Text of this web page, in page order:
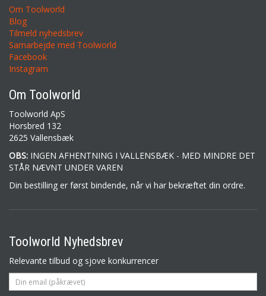
Om Toolworld
Blog
Tilmeld nyhedsbrev
Samarbejde med Toolworld
Facebook
Instagram
Om Toolworld
Toolworld ApS
Horsbred 132
2625 Vallensbæk
OBS: INGEN AFHENTNING I VALLENSBÆK - MED MINDRE DET
STÅR NÆVNT UNDER VAREN
Din bestilling er først bindende, når vi har bekræftet din ordre.
Toolworld Nyhedsbrev
Relevante tilbud og sjove konkurrencer